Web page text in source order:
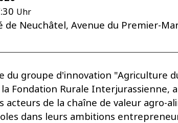
Uhr
de Neuchâtel, Avenue du Premier-
du groupe d'innovation "Agriculture
Fondation Rurale Interjurassienne,
acteurs de la chaîne de valeur agro-
dans leurs ambitions